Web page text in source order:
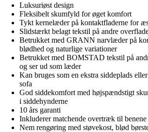
Luksuriøst design
Fleksibelt skumfyld for øget komfort
Tykt kernelæder på kontaktfladerne for
Slidstærkt belagt tekstil på andre
Betrukket med GRANN narvlæder på
blødhed og naturlige variationer
Betrukket med BOMSTAD tekstil på
og ser ud som læder
Kan bruges som en ekstra siddeplads
sofa
God siddekomfort med højspændstigt
i siddehynderne
10 års garanti
Inkluderer matchende overtræk til benene
Nem rengøring med støvekost, blød